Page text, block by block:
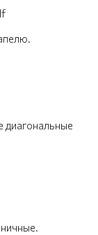
диагональные